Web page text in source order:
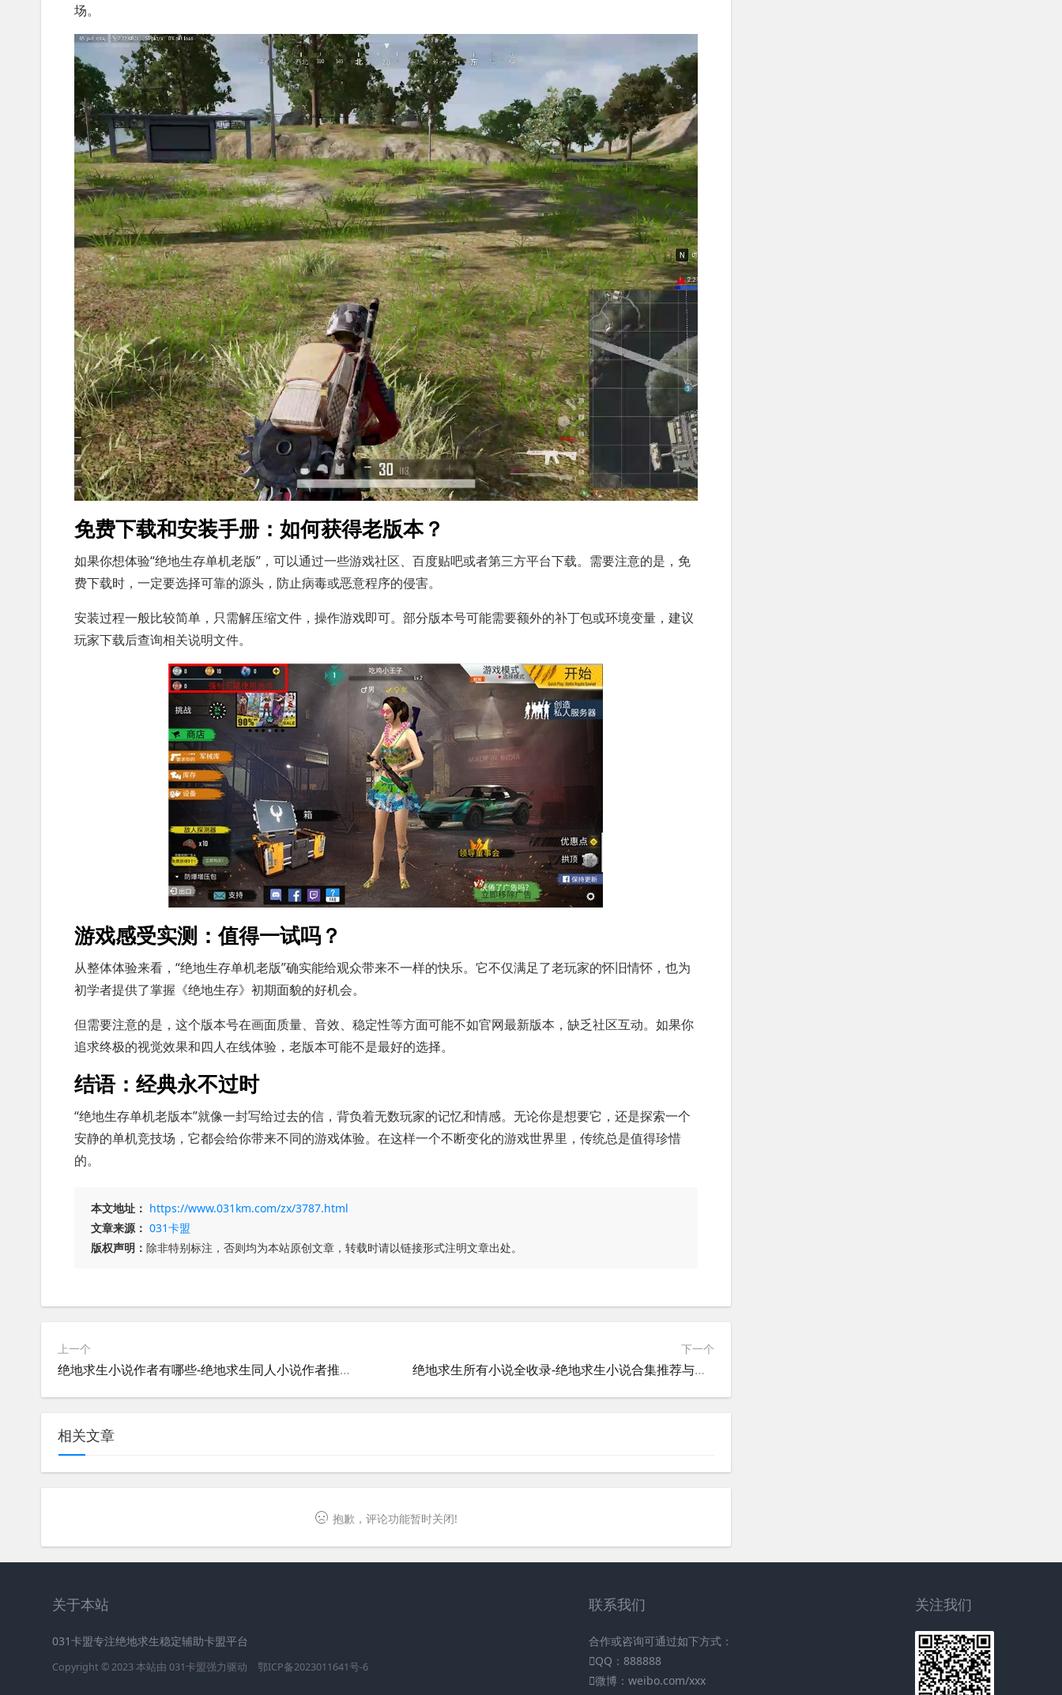
场。
免费下载和安装手册：如何获得老版本？
如果你想体验“绝地生存单机老版”，可以通过一些游戏社区、百度贴吧或者第三方平台下载。需要注意的是，免
费下载时，一定要选择可靠的源头，防止病毒或恶意程序的侵害。
安装过程一般比较简单，只需解压缩文件，操作游戏即可。部分版本号可能需要额外的补丁包或环境变量，建议
玩家下载后查询相关说明文件。
游戏感受实测：值得一试吗？
从整体体验来看，“绝地生存单机老版”确实能给观众带来不一样的快乐。它不仅满足了老玩家的怀旧情怀，也为
初学者提供了掌握《绝地生存》初期面貌的好机会。
但需要注意的是，这个版本号在画面质量、音效、稳定性等方面可能不如官网最新版本，缺乏社区互动。如果你
追求终极的视觉效果和四人在线体验，老版本可能不是最好的选择。
结语：经典永不过时
“绝地生存单机老版本”就像一封写给过去的信，背负着无数玩家的记忆和情感。无论你是想要它，还是探索一个
安静的单机竞技场，它都会给你带来不同的游戏体验。在这样一个不断变化的游戏世界里，传统总是值得珍惜
的。
本文地址： https://www.031km.com/zx/3787.html
文章来源： 031卡盟
版权声明： 除非特别标注，否则均为本站原创文章，转载时请以链接形式注明文章出处。
上一个
绝地求生小说作者有哪些-绝地求生同人小说作者推荐与作品解析
下一个
绝地求生所有小说全收录-绝地求生小说合集推荐与阅读指南
相关文章
抱歉，评论功能暂时关闭!
关于本站
031卡盟专注绝地求生稳定辅助卡盟平台
Copyright © 2023 本站由 031卡盟强力驱动 鄂ICP备2023011641号-6
联系我们
合作或咨询可通过如下方式：
QQ：888888
微博：weibo.com/xxx
关注我们